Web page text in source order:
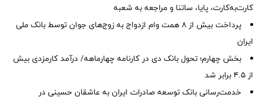
کارت‌به‌کارت، پایا، ساتنا و مراجعه به شعبه
پرداخت بیش از ۸ همت وام ازدواج به زوج‌های جوان توسط بانک ملی
ایران
بخش چهارم؛ تحول بانک دی در کارنامه چهارماهه/ درآمد کارمزدی بیش
از ۴.۵ برابر شد
خدمت‌رسانی بانک توسعه صادرات ایران به عاشقان حسینی در